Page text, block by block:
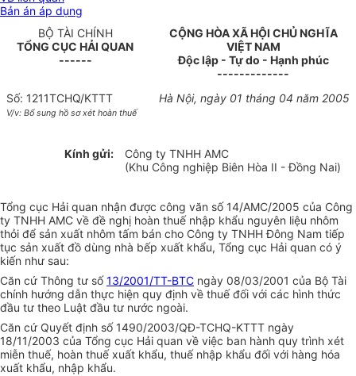
Bản án áp dụng
BỘ TÀI CHÍNH
TỔNG CỤC HẢI QUAN
------
CỘNG HÒA XÃ HỘI CHỦ NGHĨA
VIỆT NAM
Độc lập - Tự do - Hạnh phúc
-------------
Số: 1211TCHQ/KTTT
V/v: Bổ sung hồ sơ xét hoàn thuế
Hà Nội, ngày 01 tháng 04 năm 2005
Kính gửi:
Công ty TNHH AMC
(Khu Công nghiệp Biên Hòa II - Đồng Nai)
Tổng cục Hải quan nhận được công văn số 14/AMC/2005 của Công
ty TNHH AMC về đề nghị hoàn thuế nhập khẩu nguyên liệu nhôm
thỏi để sản xuất nhôm tấm bán cho Công ty TNHH Đông Nam tiếp
tục sản xuất đồ dùng nhà bếp xuất khẩu, Tổng cục Hải quan có ý
kiến như sau:
Căn cứ Thông tư số13/2001/TT-BTC ngày 08/03/2001 của Bộ Tài
chính hướng dẫn thực hiện quy định về thuế đối với các hình thức
đầu tư theo Luật đầu tư nước ngoài.
Căn cứ Quyết định số 1490/2003/QĐ-TCHQ-KTTT ngày
18/11/2003 của Tổng cục Hải quan về việc ban hành quy trình xét
miễn thuế, hoàn thuế xuất khẩu, thuế nhập khẩu đối với hàng hóa
xuất khẩu, nhập khẩu.